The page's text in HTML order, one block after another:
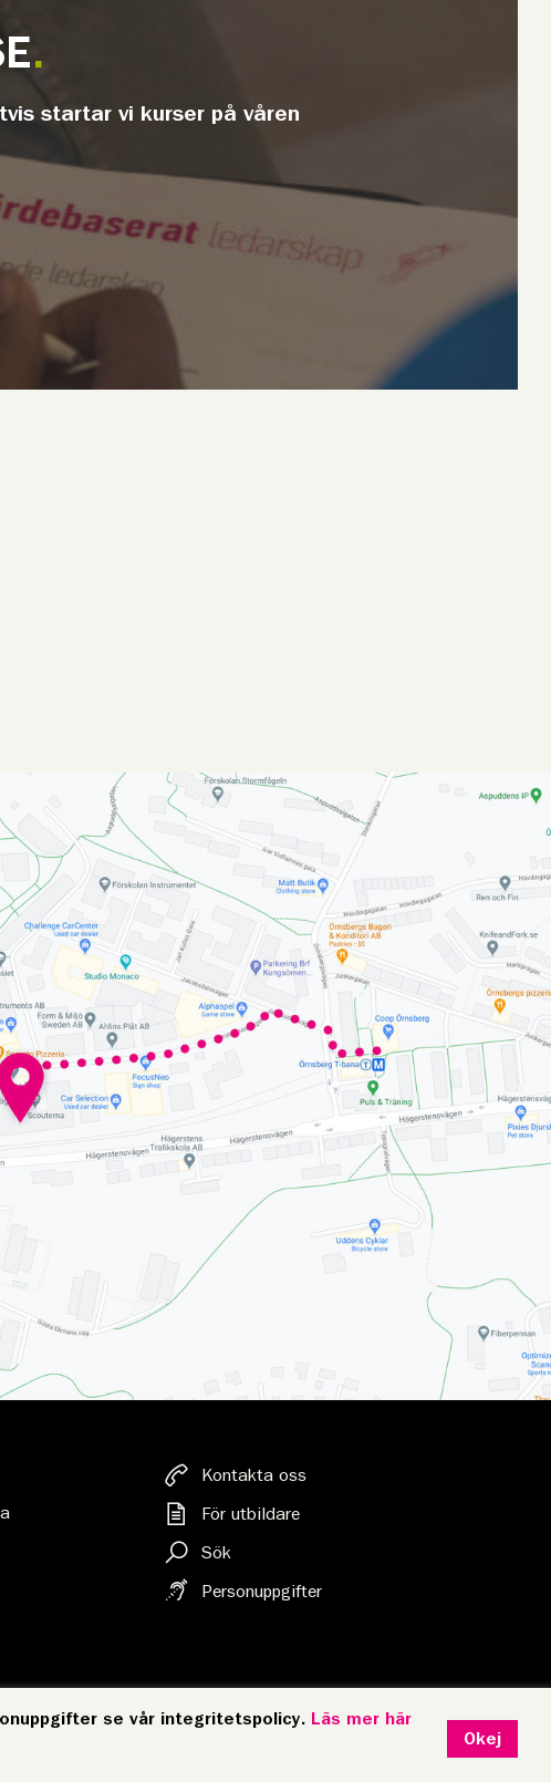
startar vi kurser på våren
Kontakta oss
För utbildare
Sök
Personuppgifter
se vår integritetspolicy. Läs mer här
Okej